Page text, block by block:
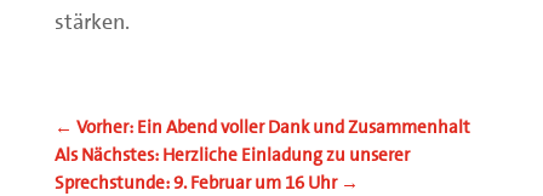
stärken.
← Vorher: Ein Abend voller Dank und Zusammenhalt
Als Nächstes: Herzliche Einladung zu unserer
Sprechstunde: 9. Februar um 16 Uhr→